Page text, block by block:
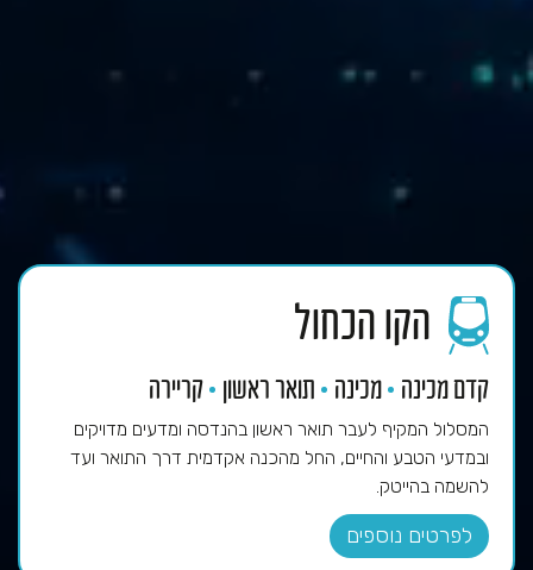
הקו הכחול
קדם מכינה מכינה תואר ראשון קריירה
המסלול המקיף לעבר תואר ראשון בהנדסה ומדעים מדויקים
ובמדעי הטבע והחיים, החל מהכנה אקדמית דרך התואר ועד
להשמה בהייטק.
לפרטים נוספים